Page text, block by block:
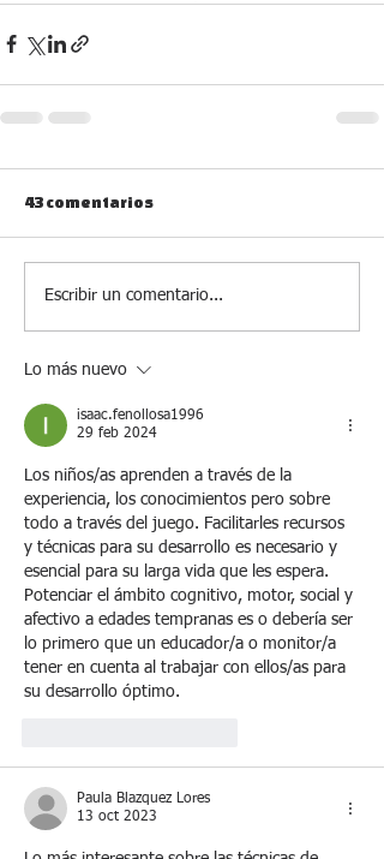
43 comentarios
Escribir un comentario...
Lo más nuevo
isaac.fenollosa1996
29 feb 2024
Los niños/as aprenden a través de la
experiencia, los conocimientos pero sobre
todo a través del juego. Facilitarles recursos
y técnicas para su desarrollo es necesario y
esencial para su larga vida que les espera.
Potenciar el ámbito cognitivo, motor, social y
afectivo a edades tempranas es o debería ser
lo primero que un educador/a o monitor/a
tener en cuenta al trabajar con ellos/as para
su desarrollo óptimo.
Paula Blazquez Lores
13 oct 2023